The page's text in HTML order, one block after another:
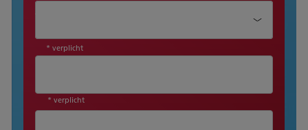
* verplicht
* verplicht